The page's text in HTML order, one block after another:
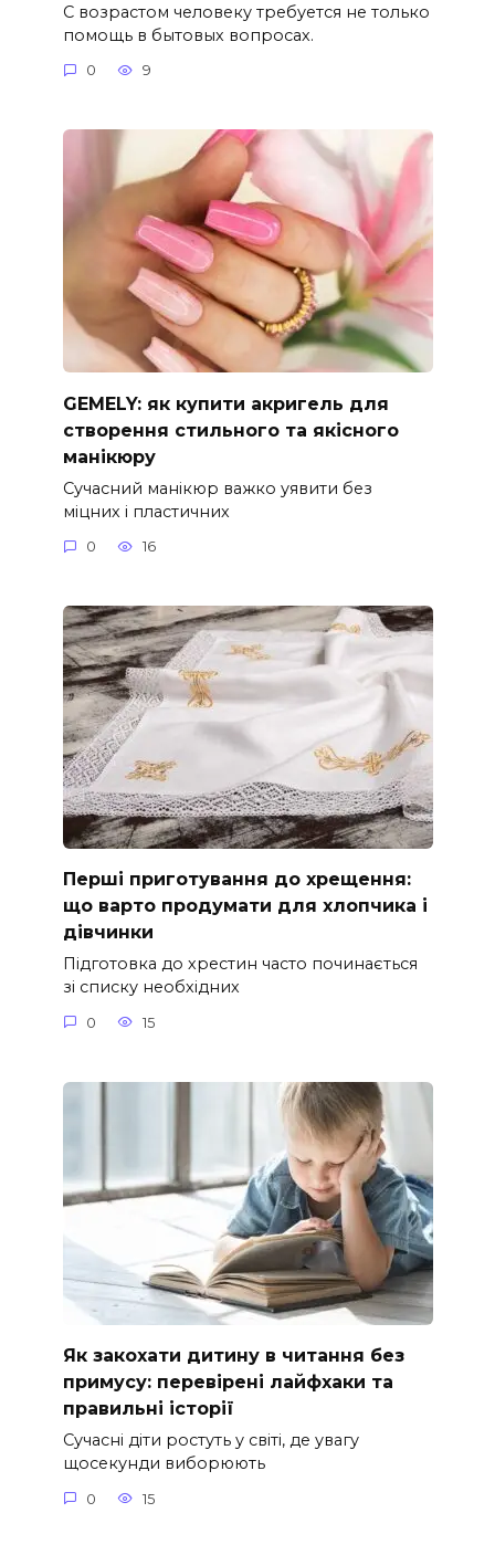
С возрастом человеку требуется не только
помощь в бытовых вопросах.
0 9
GEMELY: як купити акригель для
створення стильного та якісного
манікюру
Сучасний манікюр важко уявити без
міцних і пластичних
0 16
Перші приготування до хрещення:
що варто продумати для хлопчика і
дівчинки
Підготовка до хрестин часто починається
зі списку необхідних
0 15
Як закохати дитину в читання без
примусу: перевірені лайфхаки та
правильні історії
Сучасні діти ростуть у світі, де увагу
щосекунди виборюють
0 15